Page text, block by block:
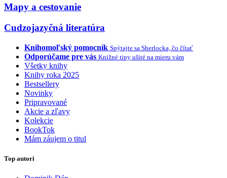
Mapy a cestovanie
Cudzojazyčná literatúra
Knihomoľský pomocník Spýtajte sa Sherlocka, čo čítať
Odporúčame pre vás Knižné tipy ušité na mieru vám
Všetky knihy
Knihy roka 2025
Bestsellery
Novinky
Pripravované
Akcie a zľavy
Kolekcie
BookTok
Mám záujem o titul
Top autori